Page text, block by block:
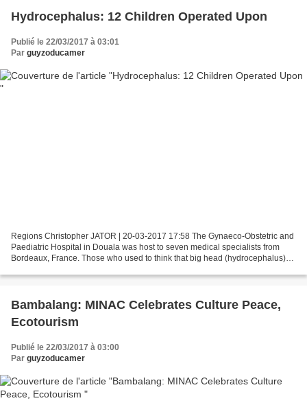
Hydrocephalus: 12 Children Operated Upon
Publié le 22/03/2017 à 03:01
Par guyzoducamer
Regions Christopher JATOR | 20-03-2017 17:58 The Gynaeco-Obstetric and
Paediatric Hospital in Douala was host to seven medical specialists from
Bordeaux, France. Those who used to think that big head (hydrocephalus)
Bambalang: MINAC Celebrates Culture Peace,
Ecotourism
Publié le 22/03/2017 à 03:00
Par guyzoducamer